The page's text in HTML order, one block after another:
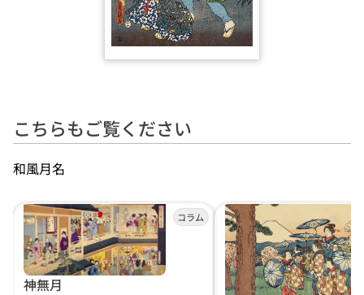
こちらもご覧ください
和風月名
神無月